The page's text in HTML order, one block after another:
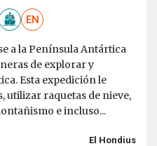
EN
a la Península Antártica
de explorar y
Esta expedición le
utilizar raquetas de nieve,
e incluso...
El Hondius